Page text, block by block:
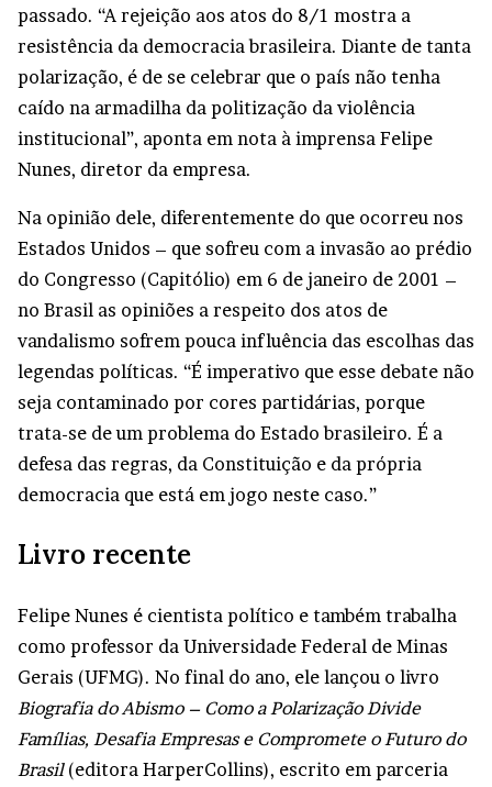
passado. “A rejeição aos atos do 8/1 mostra a
resistência da democracia brasileira. Diante de tanta
polarização, é de se celebrar que o país não tenha
caído na armadilha da politização da violência
institucional”, aponta em nota à imprensa Felipe
Nunes, diretor da empresa.
Na opinião dele, diferentemente do que ocorreu nos
Estados Unidos – que sofreu com a invasão ao prédio
do Congresso (Capitólio) em 6 de janeiro de 2001 –
no Brasil as opiniões a respeito dos atos de
vandalismo sofrem pouca influência das escolhas das
legendas políticas. “É imperativo que esse debate não
seja contaminado por cores partidárias, porque
trata-se de um problema do Estado brasileiro. É a
defesa das regras, da Constituição e da própria
democracia que está em jogo neste caso.”
Livro recente
Felipe Nunes é cientista político e também trabalha
como professor da Universidade Federal de Minas
Gerais (UFMG). No final do ano, ele lançou o livro
Biografia do Abismo – Como a Polarização Divide
Famílias, Desafia Empresas e Compromete o Futuro do
Brasil(editora HarperCollins), escrito em parceria